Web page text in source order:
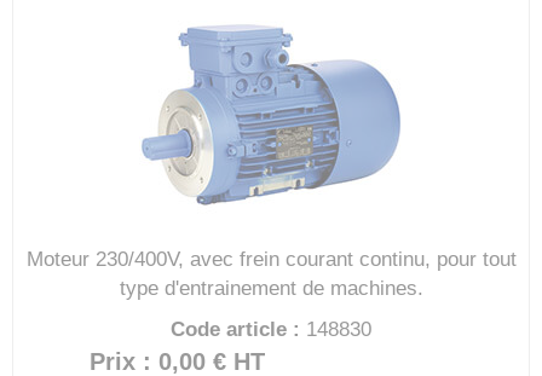
Moteur 230/400V, avec frein courant continu, pour tout
type d'entrainement de machines.
Code article : 148830
Prix : 0,00 € HT